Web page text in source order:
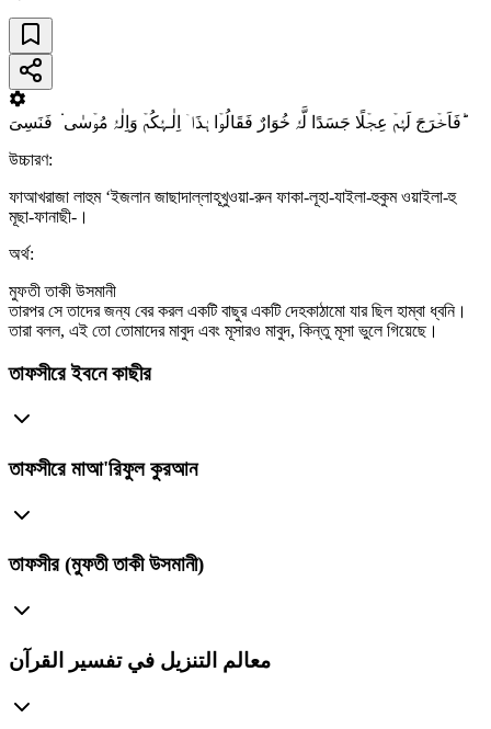
فَاَخۡرَجَ لَہُمۡ عِجۡلًا جَسَدًا لَّہٗ خُوَارٌ فَقَالُوۡا ہٰذَاۤ اِلٰـہُکُمۡ وَاِلٰہُ مُوۡسٰی ۬ فَنَسِیَ ؕ
উচ্চারণ:
ফাআখরাজা লাহুম ‘ইজলান জাছাদাল্লাহূখুওয়া-রুন ফাকা-লূহা-যাইলা-হুকুম ওয়াইলা-হু
মূছা-ফানাছী-।
অর্থ:
মুফতী তাকী উসমানী
তারপর সে তাদের জন্য বের করল একটি বাছুর একটি দেহকাঠামো যার ছিল হাম্বা ধ্বনি।
তারা বলল, এই তো তোমাদের মাবুদ এবং মূসারও মাবুদ, কিন্তু মূসা ভুলে গিয়েছে।
তাফসীরে ইবনে কাছীর
তাফসীরে মাআ'রিফুল কুরআন
তাফসীর (মুফতী তাকী উসমানী)
معالم التنزيل في تفسير القرآن